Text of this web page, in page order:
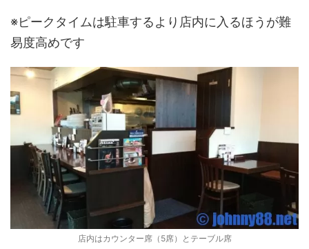
※ピークタイムは駐車するより店内に入るほうが難
易度高めです
店内はカウンター席（5席）とテーブル席